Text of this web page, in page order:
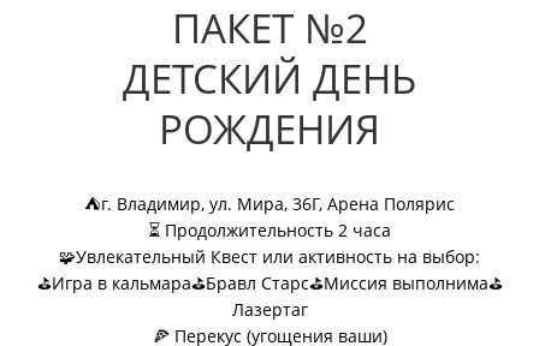
ПАКЕТ №2
ДЕТСКИЙ ДЕНЬ
РОЖДЕНИЯ
⛺г. Владимир, ул. Мира, 36Г, Арена Полярис
⏳ Продолжительность 2 часа
🧩Увлекательный Квест или активность на выбор:
⛳Игра в кальмара⛳Бравл Старс⛳Миссия выполнима⛳
Лазертаг
🍕 Перекус (угощения ваши)